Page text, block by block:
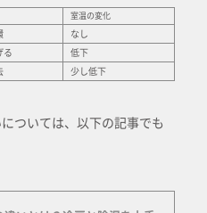
室温の変化
なし
る 低下
少し低下
ついては、以下の記事でも